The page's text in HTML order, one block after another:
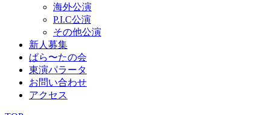
海外公演
P.I.C公演
その他公演
新人募集
ぱら〜たの会
東演パラータ
お問い合わせ
アクセス